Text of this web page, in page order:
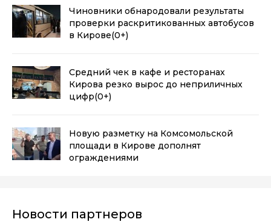
Чиновники обнародовали результаты
проверки раскритикованных автобусов
в Кирове(0+)
Средний чек в кафе и ресторанах
Кирова резко вырос до неприличных
цифр(0+)
Новую разметку на Комсомольской
площади в Кирове дополнят
ограждениями
Новости партнеров